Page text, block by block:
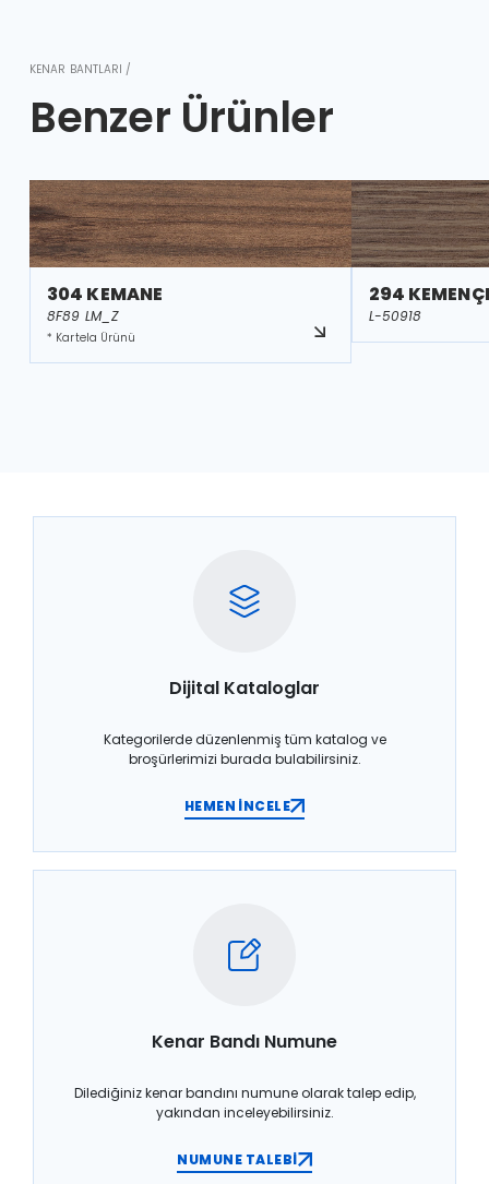
KENAR BANTLARI /
Benzer Ürünler
304 KEMANE
8F89 LM_Z
* Kartela Ürünü
294
L-50918
Dijital Kataloglar
Kategorilerde düzenlenmiş tüm katalog ve
broşürlerimizi burada bulabilirsiniz.
HEMEN İNCELE
Kenar Bandı Numune
Dilediğiniz kenar bandını numune olarak talep edip,
yakından inceleyebilirsiniz.
NUMUNE TALEBİ